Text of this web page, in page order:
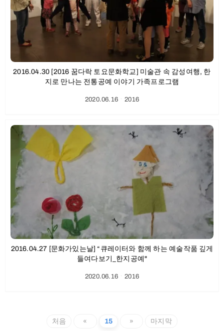
2016.04.30 [2016 꿈다락 토요문화학교] 미술관 속 감성여행, 한
지로 만나는 전통공예 이야기 가족프로그램
2020.06.16ㆍ2016
2016.04.27 [문화가있는날] “큐레이터와 함께 하는 예술작품 깊게
들여다보기_한지공예"
2020.06.16ㆍ2016
처음 « 15 » 마지막